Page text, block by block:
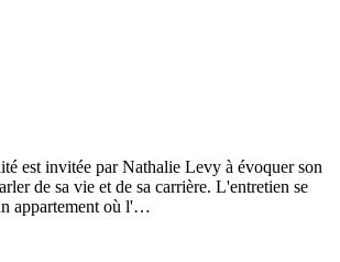
est invitée par Nathalie Levy à évoquer son
de sa vie et de sa carrière. L'entretien se
appartement où l'…